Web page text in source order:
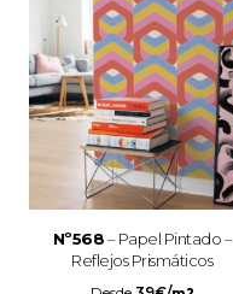
Nº568– Papel Pintado –
Reflejos Prismáticos